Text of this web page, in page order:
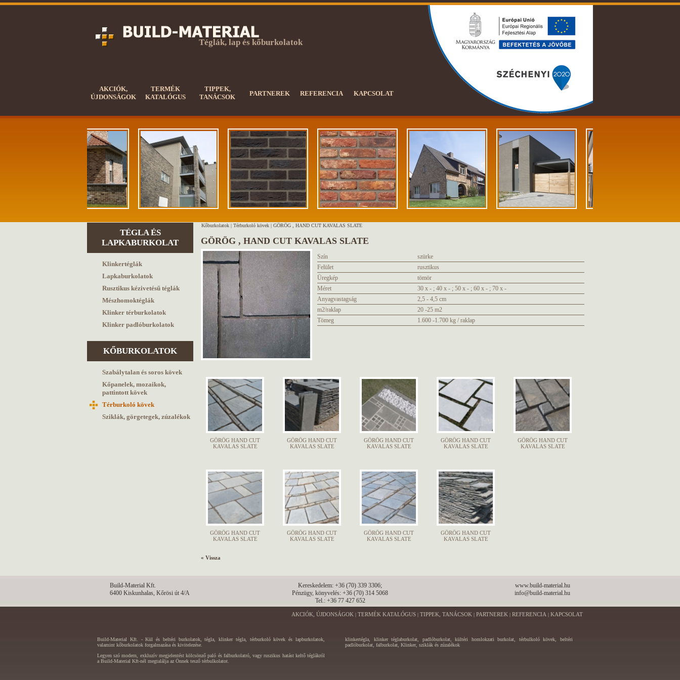
Téglák, lap és kőburkolatok
AKCIÓK,
ÚJDONSÁGOK
TERMÉK
KATALÓGUS
TIPPEK,
TANÁCSOK
PARTNEREK REFERENCIA KAPCSOLAT
TÉGLA ÉS
LAPKABURKOLAT
Klinkertéglák
Lapkaburkolatok
Rusztikus kézivetésű téglák
Mészhomoktéglák
Klinker térburkolatok
Klinker padlóburkolatok
KŐBURKOLATOK
Szabálytalan és soros kövek
Kőpanelek, mozaikok,
pattintott kövek
Térburkoló kövek
Sziklák, görgetegek, zúzalékok
Kőburkolatok | Térburkoló kövek | GÖRÖG , HAND CUT KAVALAS SLATE
GÖRÖG , HAND CUT KAVALAS SLATE
Szín
szürke
Felület
rusztikus
Üregkép
tömör
Méret
30 x - ; 40 x - ; 50 x - ; 60 x - ; 70 x -
Anyagvastagság
2,5 - 4,5 cm
m2/raklap
20 -25 m2
Tömeg
1.600 -1.700 kg / raklap
GÖRÖG HAND CUT
KAVALAS SLATE
GÖRÖG HAND CUT
KAVALAS SLATE
GÖRÖG HAND CUT
KAVALAS SLATE
GÖRÖG HAND CUT
KAVALAS SLATE
GÖRÖG HAND CUT
KAVALAS SLATE
GÖRÖG HAND CUT
KAVALAS SLATE
GÖRÖG HAND CUT
KAVALAS SLATE
GÖRÖG HAND CUT
KAVALAS SLATE
GÖRÖG HAND CUT
KAVALAS SLATE
« Vissza
Build-Material Kft.
6400 Kiskunhalas, Kőrösi út 4/A
Kereskedelem: +36 (70) 339 3306;
Pénzügy, könyvelés: +36 (70) 314 5068
Tel.: +36 77 427 652
www.build-material.hu
info@build-material.hu
AKCIÓK, ÚJDONSÁGOK | TERMÉK KATALÓGUS | TIPPEK, TANÁCSOK | PARTNEREK | REFERENCIA | KAPCSOLAT
Build-Material Kft. - Kül és beltéri burkolatok, tégla, klinker tégla, térburkoló kövek és lapburkolatok,
valamint kőburkolatok forgalmazása és kivitelezése.
Legyen szó modern, exkluzív megjelentést kölcsönző paló és falburkolatró, vagy ruszikus hatást keltő téglákról
a Build-Material Kft-nél megtalálja az Önnek tesző térbulkolatot.
klinkertégla, klinker téglaburkolat, padlóburkolat, kültéri homlokzati burkolat, térbulkoló kövek, beltéri
padlóburkolat, falburkolat, Klinker, sziklák és zúzalékok